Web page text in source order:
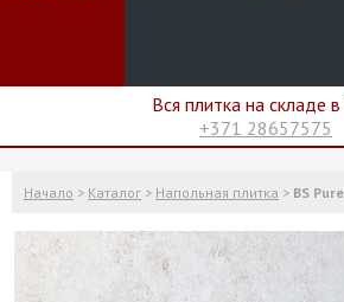
Вся плитка на складе в
+371 28657575
Начало > Каталог > Напольная плитка > BS